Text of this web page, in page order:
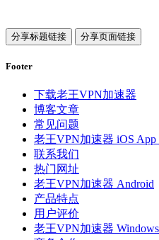
分享标题链接 分享页面链接
Footer
下载老王VPN加速器
博客文章
常见问题
老王VPN加速器 iOS App
联系我们
热门网址
老王VPN加速器 Android
产品特点
用户评价
老王VPN加速器 Windows